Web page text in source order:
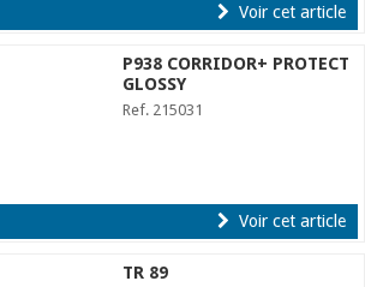
Voir cet article
P938 CORRIDOR+ PROTECT
GLOSSY
Ref. 215031
Voir cet article
TR 89